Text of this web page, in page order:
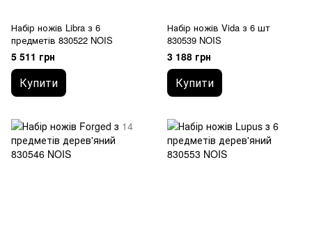
Набір ножів Libra з 6
предметів 830522 NOIS
5 511 грн
Купити
Набір ножів Vida з 6 шт
830539 NOIS
3 188 грн
Купити